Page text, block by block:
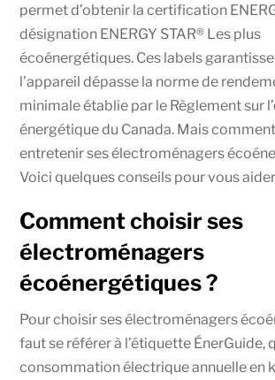
permet d’obtenir la certification
désignation ENERGY STAR® Les plus
écoénergétiques. Ces labels
l’appareil dépasse la norme de
minimale établie par le Règlement sur
énergétique du Canada. Mais
entretenir ses électroménagers
Voici quelques conseils pour vous
Comment choisir ses
électroménagers
écoénergétiques ?
Pour choisir ses électroménagers
faut se référer à l’étiquette ÉnerGuide,
consommation électrique annuelle en